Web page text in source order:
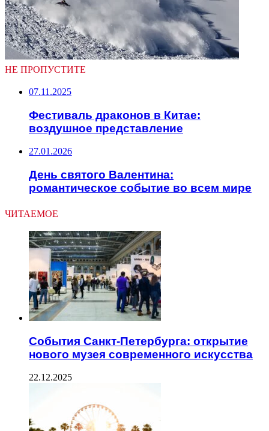
НЕ ПРОПУСТИТЕ
07.11.2025
Фестиваль драконов в Китае:
воздушное представление
27.01.2026
День святого Валентина:
романтическое событие во всем мире
ЧИТАЕМОЕ
События Санкт-Петербурга: открытие
нового музея современного искусства
22.12.2025